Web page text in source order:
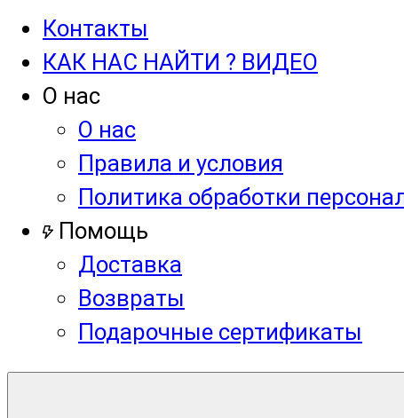
Контакты
КАК НАС НАЙТИ ? ВИДЕО
О нас
О нас
Правила и условия
Политика обработки
Помощь
Доставка
Возвраты
Подарочные сертификаты